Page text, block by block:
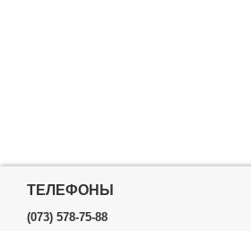
ТЕЛЕФОНЫ
(073) 578-75-88